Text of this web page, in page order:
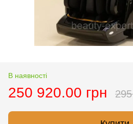
В наявності
250 920.00 грн